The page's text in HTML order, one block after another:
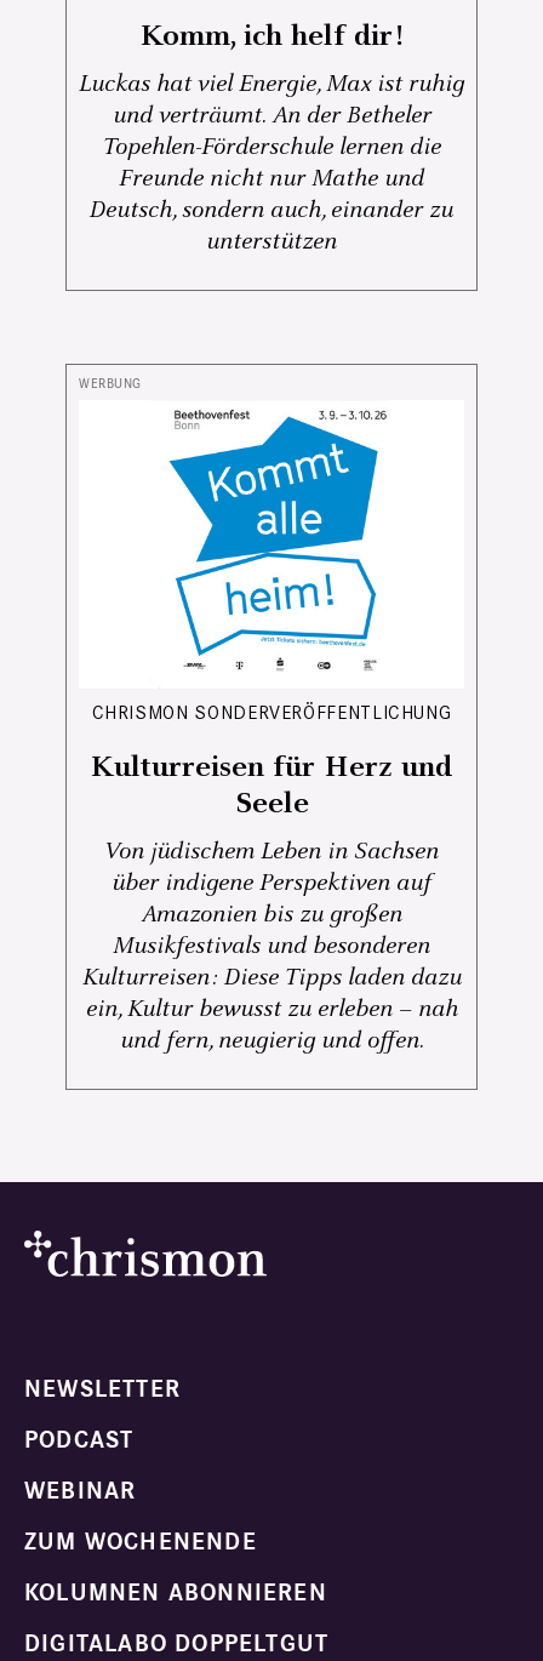
Komm, ich helf dir!
Luckas hat viel Energie, Max ist ruhig
und verträumt. An der Betheler
Topehlen-Förderschule lernen die
Freunde nicht nur Mathe und
Deutsch, sondern auch, einander zu
unterstützen
CHRISMON SONDERVERÖFFENTLICHUNG
Kulturreisen für Herz und
Seele
Von jüdischem Leben in Sachsen
über indigene Perspektiven auf
Amazonien bis zu großen
Musikfestivals und besonderen
Kulturreisen: Diese Tipps laden dazu
ein, Kultur bewusst zu erleben – nah
und fern, neugierig und offen.
NEWSLETTER
PODCAST
WEBINAR
ZUM WOCHENENDE
KOLUMNEN ABONNIEREN
DIGITALABO DOPPELTGUT